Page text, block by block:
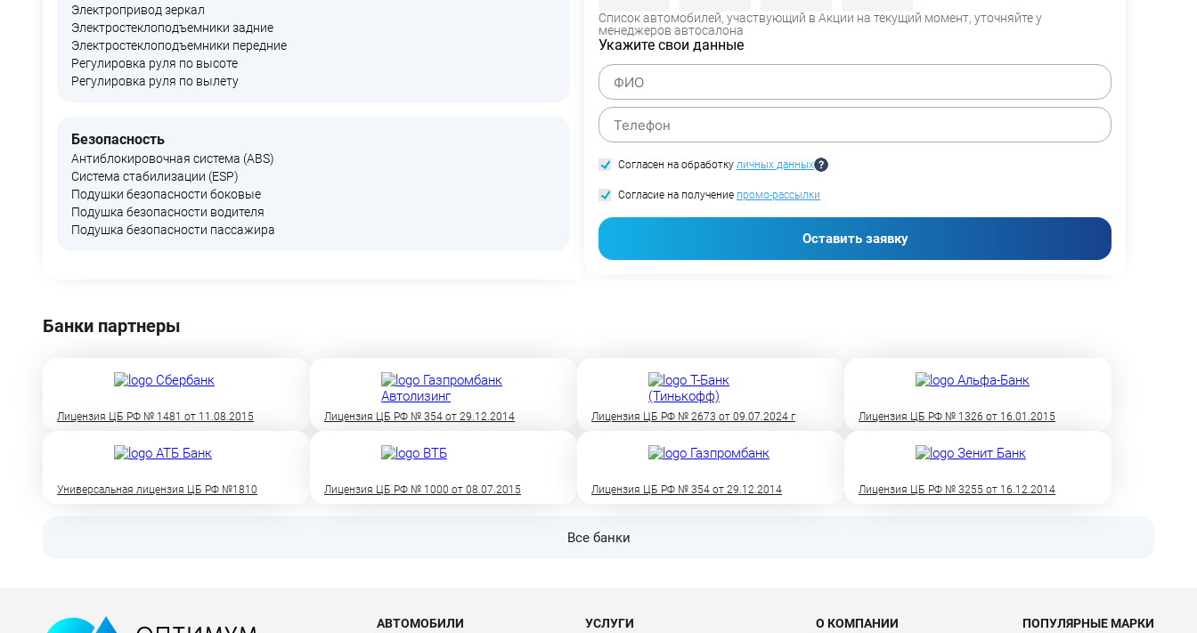
Электропривод зеркал
Электростеклоподъемники задние
Электростеклоподъемники передние
Регулировка руля по высоте
Регулировка руля по вылету
Безопасность
Антиблокировочная система (ABS)
Система стабилизации (ESP)
Подушки безопасности боковые
Подушка безопасности водителя
Подушка безопасности пассажира
Список автомобилей, участвующий в Акции на текущий момент, уточняйте у
менеджеров автосалона
Укажите свои данные
Согласен на обработку личных данных
Согласие на получение промо-рассылки
Оставить заявку
Банки партнеры
Лицензия ЦБ РФ № 1481 от 11.08.2015 Лицензия ЦБ РФ № 354 от 29.12.2014 Лицензия ЦБ РФ № 2673 от 09.07.2024 г Лицензия ЦБ РФ № 1326 от 16.01.2015
Универсальная лицензия ЦБ РФ №1810 Лицензия ЦБ РФ № 1000 от 08.07.2015 Лицензия ЦБ РФ № 354 от 29.12.2014 Лицензия ЦБ РФ № 3255 от 16.12.2014
Все банки
АВТОМОБИЛИ УСЛУГИ О КОМПАНИИ ПОПУЛЯРНЫЕ МАРКИ